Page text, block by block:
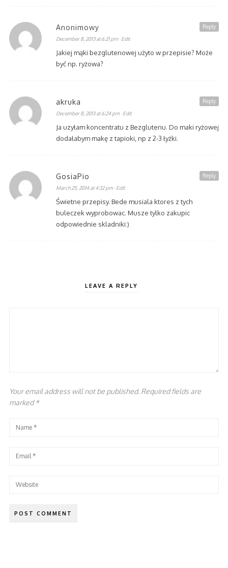
Anonimowy
December 8, 2013 at 6:21 pm · Edit
Jakiej mąki bezglutenowej użyto w przepisie? Może
być np. ryżowa?
Reply
akruka
December 8, 2013 at 6:24 pm · Edit
Ja uzyłam koncentratu z Bezglutenu. Do maki ryżowej
dodałabym makę z tapioki, np z 2-3 łyżki.
Reply
GosiaPio
March 25, 2014 at 4:32 pm · Edit
Świetne przepisy. Bede musiala ktores z tych
buleczek wyprobowac. Musze tylko zakupic
odpowiednie skladniki:)
Reply
LEAVE A REPLY
Your email address will not be published. Required fields are
marked*